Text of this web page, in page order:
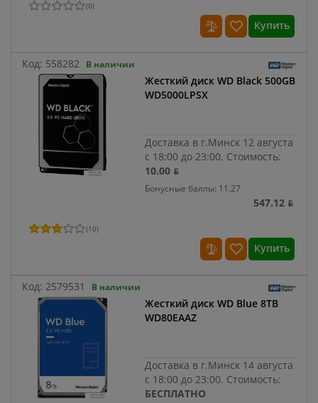
(0)
Купить
Код: 558282 В наличии
Жесткий диск WD Black 500GB
WD5000LPSX
Доставка в г.Минск 12 августа
с 18:00 до 23:00. Стоимость:
10.00 ƃ
Бонусные баллы: 11.27
547.12 ƃ
(10)
Купить
Код: 2579531 В наличии
Жесткий диск WD Blue 8TB
WD80EAAZ
Доставка в г.Минск 14 августа
с 18:00 до 23:00. Стоимость:
БЕСПЛАТНО